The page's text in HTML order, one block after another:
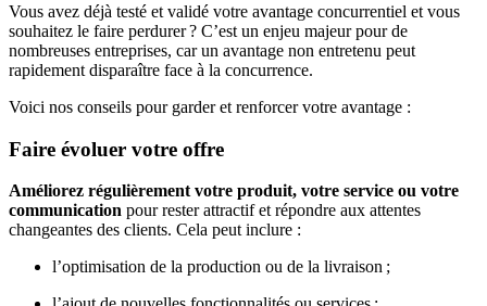
Vous avez déjà testé et validé votre avantage concurrentiel et vous
souhaitez le faire perdurer ? C’est un enjeu majeur pour de
nombreuses entreprises, car un avantage non entretenu peut
rapidement disparaître face à la concurrence.
Voici nos conseils pour garder et renforcer votre avantage :
Faire évoluer votre offre
Améliorez régulièrement votre produit, votre service ou votre
communication pour rester attractif et répondre aux attentes
changeantes des clients. Cela peut inclure :
l’optimisation de la production ou de la livraison ;